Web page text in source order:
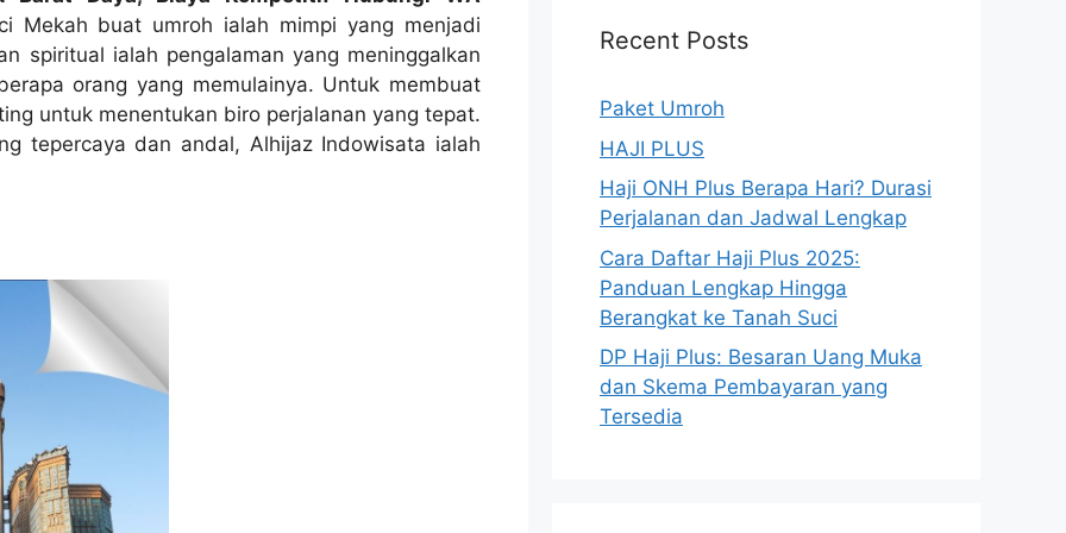
Mekah buat umroh ialah mimpi yang menjadi
spiritual ialah pengalaman yang meninggalkan
orang yang memulainya. Untuk membuat
untuk menentukan biro perjalanan yang tepat.
tepercaya dan andal, Alhijaz Indowisata ialah
Recent Posts
Paket Umroh
HAJI PLUS
Haji ONH Plus Berapa Hari? Durasi
Perjalanan dan Jadwal Lengkap
Cara Daftar Haji Plus 2025:
Panduan Lengkap Hingga
Berangkat ke Tanah Suci
DP Haji Plus: Besaran Uang Muka
dan Skema Pembayaran yang
Tersedia